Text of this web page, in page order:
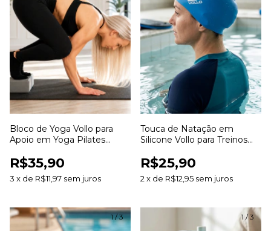
Bloco de Yoga Vollo para
Apoio em Yoga Pilates
R$35,90
3 x de R$11,97 sem juros
Touca de Natação em
Silicone Vollo para Treinos
R$25,90
2x de R$12,95 sem juros
1/3 1 /3